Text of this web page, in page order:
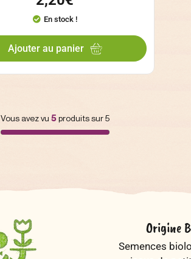
En stock !
Ajouter au panier
Vous avez vu 5produits sur 5
Origine
Semences